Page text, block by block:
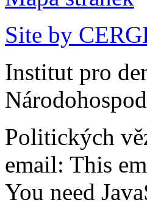
Site by
Institut pro
Politických
email: This
You need